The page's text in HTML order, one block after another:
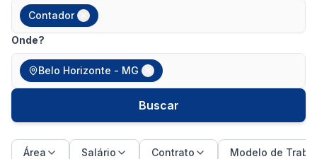
Contador
Onde?
Belo Horizonte - MG
Buscar
Área Salário Contrato Modelo de